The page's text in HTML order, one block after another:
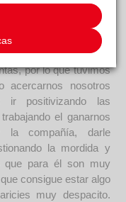
defraudado lo que
ocasionaba poco
el árnes, collar y
paseado nunca o
por lo que tuvimos
acercarnos nosotros
ir positivizando las
el ganarnos
compañía, darle
la mordida y
que para él son muy
consigue estar algo
muy despacito.